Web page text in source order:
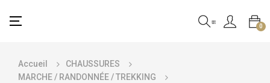
Basculer
☰ 0
Accueil
CHAUSSURES
MARCHE / RANDONNÉE / TREKKING